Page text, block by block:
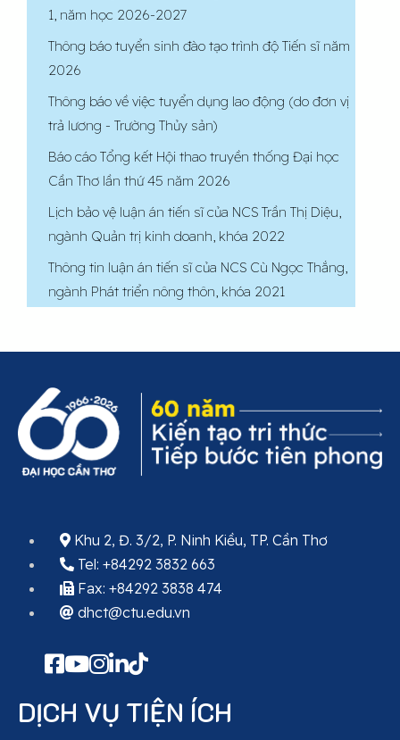
1, năm học 2026-2027
Thông báo tuyển sinh đào tạo trình độ Tiến sĩ năm
2026
Thông báo về việc tuyển dụng lao động (do đơn vị
trả lương - Trường Thủy sản)
Báo cáo Tổng kết Hội thao truyền thống Đại học
Cần Thơ lần thứ 45 năm 2026
Lịch bảo vệ luận án tiến sĩ của NCS Trần Thị Diệu,
ngành Quản trị kinh doanh, khóa 2022
Thông tin luận án tiến sĩ của NCS Cù Ngọc Thắng,
ngành Phát triển nông thôn, khóa 2021
Khu 2, Đ. 3/2, P. Ninh Kiều, TP. Cần Thơ
Tel: +84292 3832 663
Fax: +84292 3838 474
dhct@ctu.edu.vn
DỊCH VỤ TIỆN ÍCH